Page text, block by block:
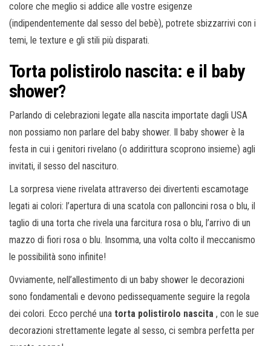
colore che meglio si addice alle vostre esigenze
(indipendentemente dal sesso del bebè), potrete sbizzarrivi con i
temi, le texture e gli stili più disparati.
Torta polistirolo nascita: e il baby
shower?
Parlando di celebrazioni legate alla nascita importate dagli USA
non possiamo non parlare del baby shower. Il baby shower è la
festa in cui i genitori rivelano (o addirittura scoprono insieme) agli
invitati, il sesso del nascituro.
La sorpresa viene rivelata attraverso dei divertenti escamotage
legati ai colori: l’apertura di una scatola con palloncini rosa o blu, il
taglio di una torta che rivela una farcitura rosa o blu, l’arrivo di un
mazzo di fiori rosa o blu. Insomma, una volta colto il meccanismo
le possibilità sono infinite!
Ovviamente, nell’allestimento di un baby shower le decorazioni
sono fondamentali e devono pedissequamente seguire la regola
dei colori. Ecco perché una torta polistirolo nascita , con le sue
decorazioni strettamente legate al sesso, ci sembra perfetta per